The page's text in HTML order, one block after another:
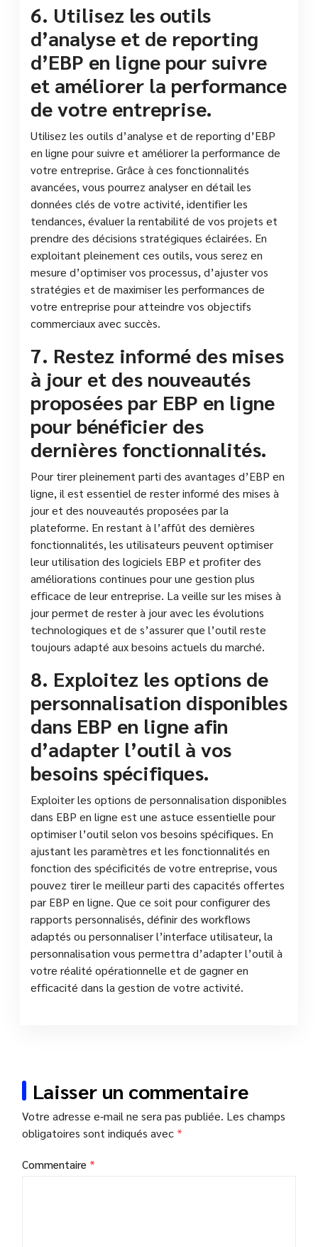
6. Utilisez les outils
d’analyse et de reporting
d’EBP en ligne pour suivre
et améliorer la performance
de votre entreprise.
Utilisez les outils d’analyse et de reporting d’EBP
en ligne pour suivre et améliorer la performance de
votre entreprise. Grâce à ces fonctionnalités
avancées, vous pourrez analyser en détail les
données clés de votre activité, identifier les
tendances, évaluer la rentabilité de vos projets et
prendre des décisions stratégiques éclairées. En
exploitant pleinement ces outils, vous serez en
mesure d’optimiser vos processus, d’ajuster vos
stratégies et de maximiser les performances de
votre entreprise pour atteindre vos objectifs
commerciaux avec succès.
7. Restez informé des mises
à jour et des nouveautés
proposées par EBP en ligne
pour bénéficier des
dernières fonctionnalités.
Pour tirer pleinement parti des avantages d’EBP en
ligne, il est essentiel de rester informé des mises à
jour et des nouveautés proposées par la
plateforme. En restant à l’affût des dernières
fonctionnalités, les utilisateurs peuvent optimiser
leur utilisation des logiciels EBP et profiter des
améliorations continues pour une gestion plus
efficace de leur entreprise. La veille sur les mises à
jour permet de rester à jour avec les évolutions
technologiques et de s’assurer que l’outil reste
toujours adapté aux besoins actuels du marché.
8. Exploitez les options de
personnalisation disponibles
dans EBP en ligne afin
d’adapter l’outil à vos
besoins spécifiques.
Exploiter les options de personnalisation disponibles
dans EBP en ligne est une astuce essentielle pour
optimiser l’outil selon vos besoins spécifiques. En
ajustant les paramètres et les fonctionnalités en
fonction des spécificités de votre entreprise, vous
pouvez tirer le meilleur parti des capacités offertes
par EBP en ligne. Que ce soit pour configurer des
rapports personnalisés, définir des workflows
adaptés ou personnaliser l’interface utilisateur, la
personnalisation vous permettra d’adapter l’outil à
votre réalité opérationnelle et de gagner en
efficacité dans la gestion de votre activité.
Laisser un commentaire
Votre adresse e-mail ne sera pas publiée. Les champs
obligatoires sont indiqués avec *
Commentaire *